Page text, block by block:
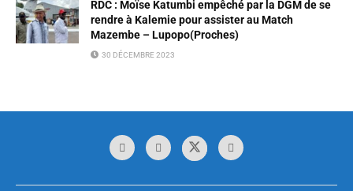
RDC : Moïse Katumbi empêché par la DGM de se
rendre à Kalemie pour assister au Match
Mazembe – Lupopo(Proches)
30 DÉCEMBRE 2023